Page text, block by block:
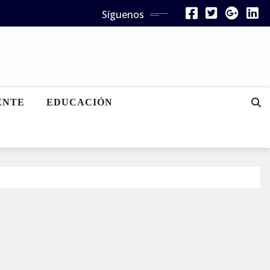
Síguenos
EDUCACIÓN